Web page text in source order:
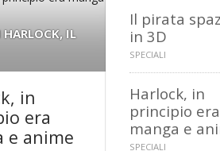
IL
in
era
e anime
Il pirata
in 3D
SPECIALI
Harlock, in
principio era
manga e
SPECIALI